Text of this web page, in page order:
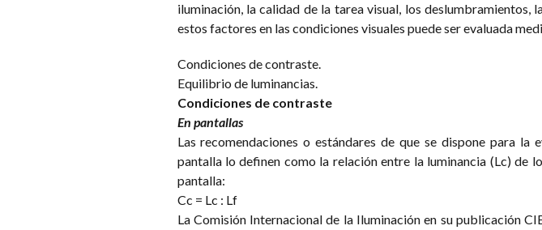
iluminación, la calidad de la tarea visual, los
estos factores en las condiciones visuales puede ser evaluada
Condiciones de contraste.
Equilibrio de luminancias.
Condiciones de contraste
En pantallas
Las recomendaciones o estándares de que se dispone para
pantalla lo definen como la relación entre la luminancia (Lc) de
pantalla:
Cc = Lc : Lf
La Comisión Internacional de la Iluminación en su publicación